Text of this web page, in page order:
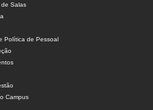
de Salas
Política de Pessoal
Campus